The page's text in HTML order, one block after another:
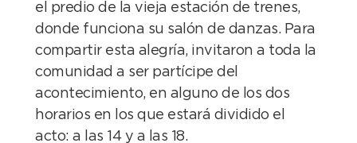
el predio de la vieja estación de trenes,
donde funciona su salón de danzas. Para
compartir esta alegría, invitaron a toda la
comunidad a ser partícipe del
acontecimiento, en alguno de los dos
horarios en los que estará dividido el
acto: a las 14 y a las 18.